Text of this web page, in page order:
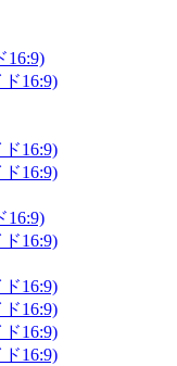
16:9)
16:9)
16:9)
16:9)
16:9)
16:9)
16:9)
16:9)
16:9)
16:9)